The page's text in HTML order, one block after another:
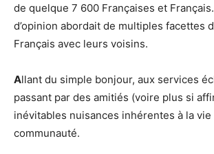
de quelque 7 600 Françaises et Français.
d’opinion abordait de multiples facettes
Français avec leurs voisins.
Allant du simple bonjour, aux services
passant par des amitiés (voire plus si
inévitables nuisances inhérentes à la vie
communauté.